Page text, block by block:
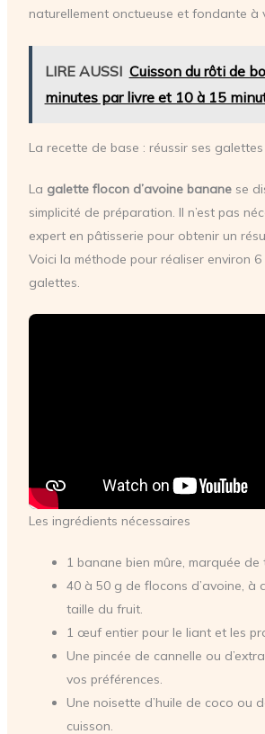
naturellement onctueuse et fondante à
LIRE AUSSI Cuisson du rôti de
minutes par livre et 10 à 15
La recette de base : réussir ses
La galette flocon d’avoine bananese
simplicité de préparation. Il n’est pas
expert en pâtisserie pour obtenir un
Voici la méthode pour réaliser environ
galettes.
Les ingrédients nécessaires
1 banane bien mûre, marquée de
40 à 50 g de flocons d’avoine, à
taille du fruit.
1 œuf entier pour le liant et les
Une pincée de cannelle ou
vos préférences.
Une noisette d’huile de coco ou
cuisson.